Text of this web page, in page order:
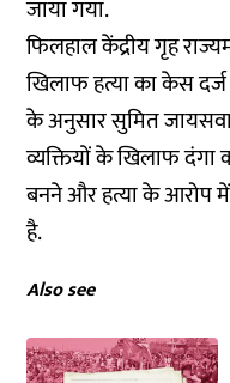
जाया गया.
फिलहाल केंद्रीय गृह
खिलाफ हत्या का केस दर्ज
के अनुसार सुमित
व्यक्तियों के खिलाफ दंगा
बनने और हत्या के
है.
Also see